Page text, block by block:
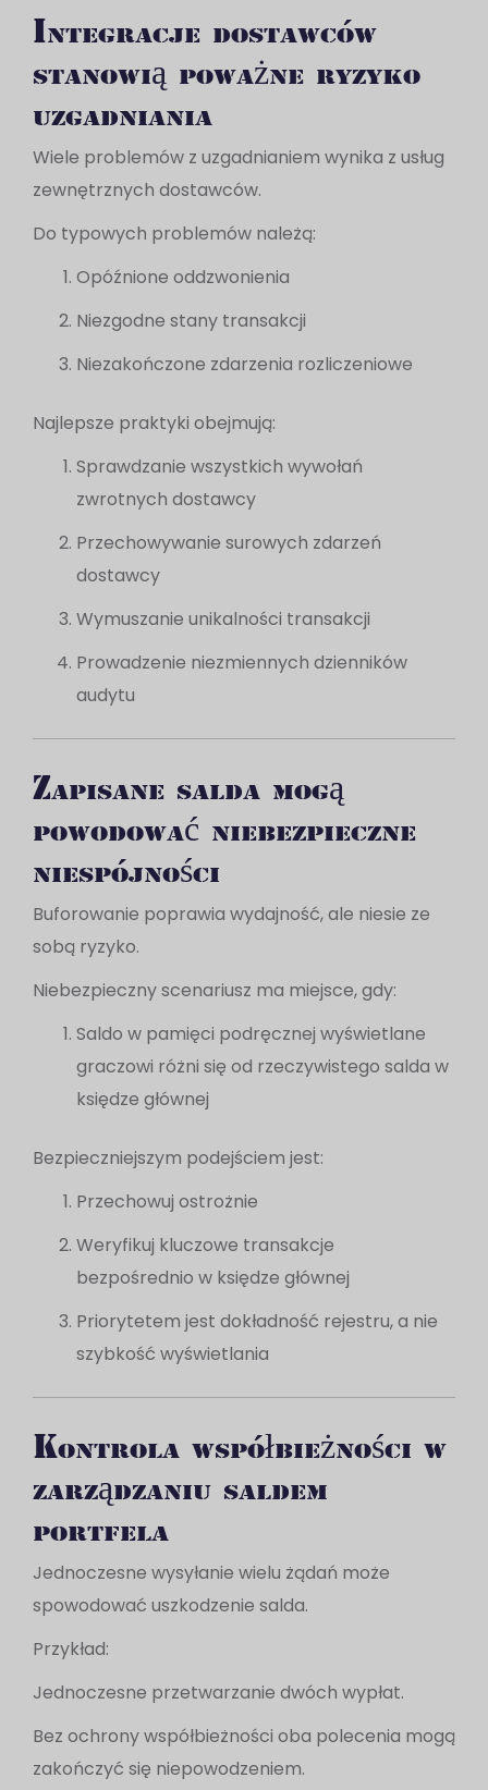
Integracje dostawców
stanowią poważne ryzyko
uzgadniania
Wiele problemów z uzgadnianiem wynika z usług
zewnętrznych dostawców.
Do typowych problemów należą:
Opóźnione oddzwonienia
Niezgodne stany transakcji
Niezakończone zdarzenia rozliczeniowe
Najlepsze praktyki obejmują:
Sprawdzanie wszystkich wywołań
zwrotnych dostawcy
Przechowywanie surowych zdarzeń
dostawcy
Wymuszanie unikalności transakcji
Prowadzenie niezmiennych dzienników
audytu
Zapisane salda mogą
powodować niebezpieczne
niespójności
Buforowanie poprawia wydajność, ale niesie ze
sobą ryzyko.
Niebezpieczny scenariusz ma miejsce, gdy:
Saldo w pamięci podręcznej wyświetlane
graczowi różni się od rzeczywistego salda w
księdze głównej
Bezpieczniejszym podejściem jest:
Przechowuj ostrożnie
Weryfikuj kluczowe transakcje
bezpośrednio w księdze głównej
Priorytetem jest dokładność rejestru, a nie
szybkość wyświetlania
Kontrola współbieżności w
zarządzaniu saldem
portfela
Jednoczesne wysyłanie wielu żądań może
spowodować uszkodzenie salda.
Przykład:
Jednoczesne przetwarzanie dwóch wypłat.
Bez ochrony współbieżności oba polecenia mogą
zakończyć się niepowodzeniem.